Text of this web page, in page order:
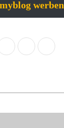
werben